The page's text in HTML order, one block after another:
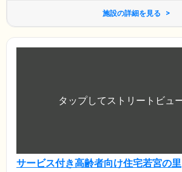
施設の詳細を見る
サービス付き高齢者向け住宅若宮の里